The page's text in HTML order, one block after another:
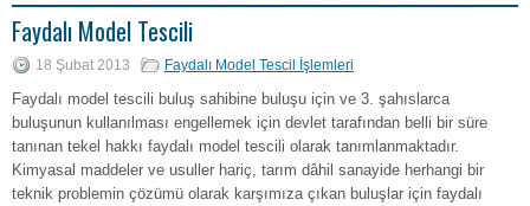
Faydalı Model Tescili
18 Şubat 2013 Faydalı Model Tescil İşlemleri
Faydalı model tescili buluş sahibine buluşu için ve 3. şahıslarca
buluşunun kullanılması engellemek için devlet tarafından belli bir süre
tanınan tekel hakkı faydalı model tescili olarak tanımlanmaktadır.
Kimyasal maddeler ve usuller hariç, tarım dâhil sanayide herhangi bir
teknik problemin çözümü olarak karşımıza çıkan buluşlar için faydalı